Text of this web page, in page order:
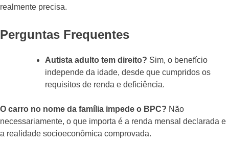
realmente precisa.
Perguntas Frequentes
Autista adulto tem direito? Sim, o benefício
independe da idade, desde que cumpridos os
requisitos de renda e deficiência.
O carro no nome da família impede o BPC? Não
necessariamente, o que importa é a renda mensal declarada e
a realidade socioeconômica comprovada.